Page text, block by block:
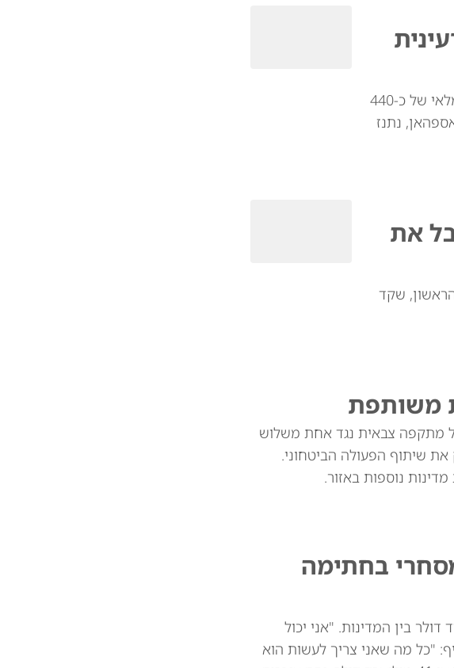
למרות התקיפות האמריקאיות באתרי ההעשרה המרכזיים, מומחים מעריכים כי לטהראן עדיין מלאי של כ-440
נתנז
את
שקד
משותפת
מתקפה צבאית נגד אחת משלוש
שיתוף הפעולה הביטחוני.
נוספות באזור.
בחתימה
באופן מרומז על שוויץ בהקשר לגירעון המסחרי של 39 מיליארד דולר בין המדינות. "אני יכול
"כל מה שאני צריך לעשות הוא